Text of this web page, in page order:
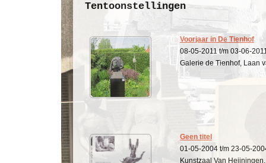
Tentoonstellingen
Voorjaar in De Tienhof
08-05-2011 t/m 03-06-
Galerie de Tienhof, Laan
Geen titel
01-05-2004 t/m 23-05-
Kunstzaal Van